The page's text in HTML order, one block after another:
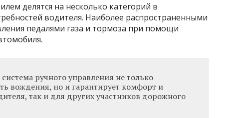
делятся на несколько категорий в
водителя. Наиболее распространенными
педалями газа и тормоза при помощи
ручного управления не только
вождения, но и гарантирует комфорт и
так и для других участников дорожного